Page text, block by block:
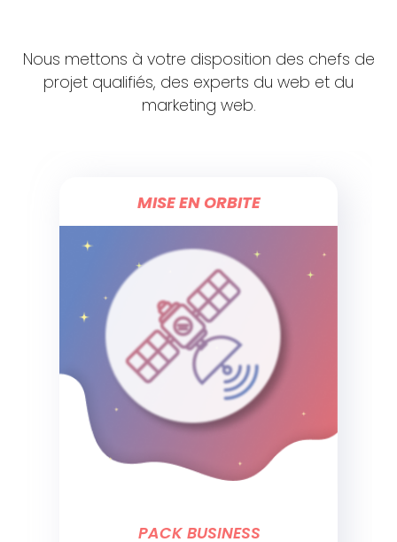
Nous mettons à votre disposition des chefs de
projet qualifiés, des experts du web et du
marketing web.
DÉCOLLAGE​